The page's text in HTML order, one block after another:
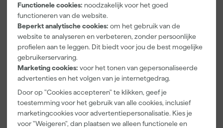
Functionele cookies: noodzakelijk voor het goed
functioneren van de website.
Beperkt analytische cookies: om het gebruik van de
website te analyseren en verbeteren, zonder persoonlijke
profielen aan te leggen. Dit biedt voor jou de best mogelijke
gebruikerservaring.
Marketing cookies: voor het tonen van gepersonaliseerde
advertenties en het volgen van je internetgedrag.
Door op "Cookies accepteren" te klikken, geef je
toestemming voor het gebruik van alle cookies, inclusief
marketingcookies voor advertentiepersonalisatie. Kies je
voor "Weigeren", dan plaatsen we alleen functionele en
Paintura
Lucamax
Washi tape -
50mx24mm
bezorgd
6,00
Kleurenwaaie
r
bezorgd
Verfbak -
12cm Roller -
0,5L + 5
Inzetbakken
bezorgd